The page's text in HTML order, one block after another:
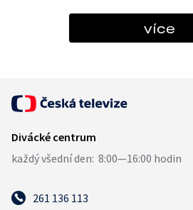
více
261 136 113